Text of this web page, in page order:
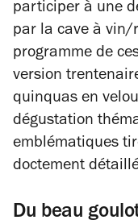
participer à une
par la cave à
programme de
version
quinquas en
dégustation
emblématiques
doctement
Du beau